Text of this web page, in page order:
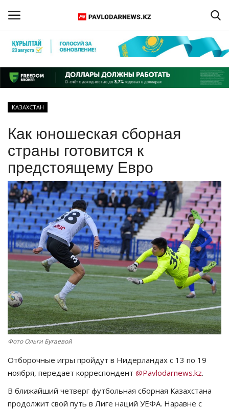
Регистрация
Главная
КАЗАХСТАН
МИР
СПЕЦПРОЕКТЫ
СПОРТ
Чек-лист
РАЗВЛЕЧЕНИЯ
OFFICIAL
Язык
Қазақша Русский
КАЗАХСТАН
Как юношеская сборная
страны готовится к
предстоящему Евро
Фото Ольги Бугаевой
Отборочные игры пройдут в Нидерландах с 13 по 19
ноября, передает корреспондент @Pavlodarnews.kz.
В ближайший четверг футбольная сборная Казахстана
продолжит свой путь в Лиге наций УЕФА. Наравне с